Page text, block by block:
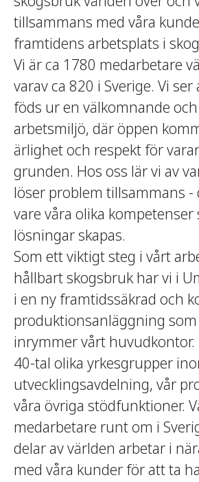
tillsammans med våra
framtidens arbetsplats i
Vi är ca 1780 medarbetare
varav ca 820 i Sverige. Vi
föds ur en välkomnande
arbetsmiljö, där öppen
ärlighet och respekt för
grunden. Hos oss lär vi av
löser problem tillsammans -
vare våra olika kompetenser
lösningar skapas.
Som ett viktigt steg i vårt
hållbart skogsbruk har vi i
i en ny framtidssäkrad och
produktionsanläggning som
inrymmer vårt
40-tal olika yrkesgrupper
utvecklingsavdelning, vår
våra övriga stödfunktioner.
medarbetare runt om i
delar av världen arbetar i
med våra kunder för att ta